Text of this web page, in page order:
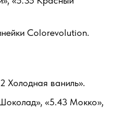
Colorevolution.
Холодная ваниль».
«5.43 Мокко»,